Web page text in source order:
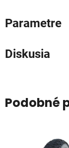
Parametre
Diskusia
Podobné